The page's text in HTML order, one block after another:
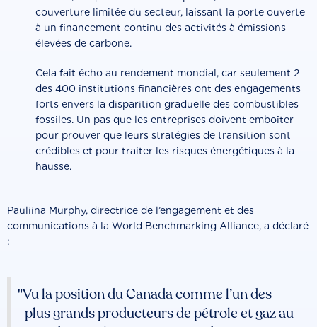
couverture limitée du secteur, laissant la porte ouverte
à un financement continu des activités à émissions
élevées de carbone.
Cela fait écho au rendement mondial, car seulement 2
des 400 institutions financières ont des engagements
forts envers la disparition graduelle des combustibles
fossiles. Un pas que les entreprises doivent emboîter
pour prouver que leurs stratégies de transition sont
crédibles et pour traiter les risques énergétiques à la
hausse.
Pauliina Murphy, directrice de l’engagement et des
communications à la World Benchmarking Alliance, a déclaré
:
"Vu la position du Canada comme l’un des
plus grands producteurs de pétrole et gaz au